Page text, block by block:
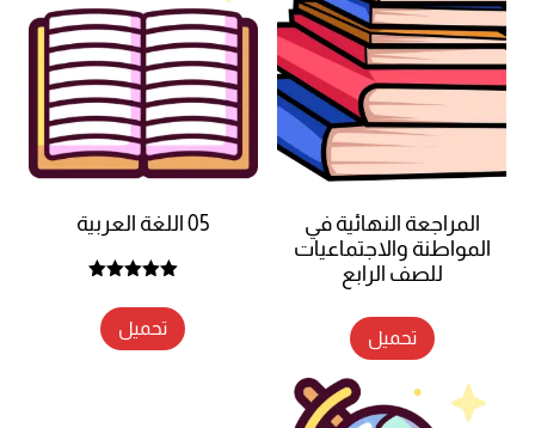
المراجعة النهائية في
المواطنة والاجتماعيات
للصف الرابع
تحميل
05 اللغة العربية
5.00
من 5
تحميل